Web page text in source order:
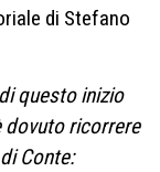
di Stefano
questo inizio
dovuto ricorrere
Conte: